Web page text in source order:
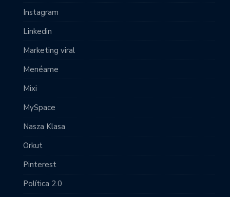
Instagram
Linkedin
Marketing viral
Menéame
Mixi
MySpace
Nasza Klasa
Orkut
Pinterest
Política 2.0